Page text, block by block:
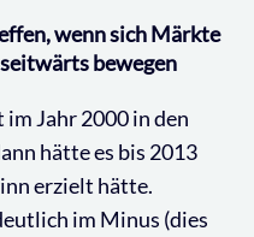
wenn sich Märkte
bewegen
Jahr 2000 in den
hätte es bis 2013
erzielt hätte.
im Minus (dies